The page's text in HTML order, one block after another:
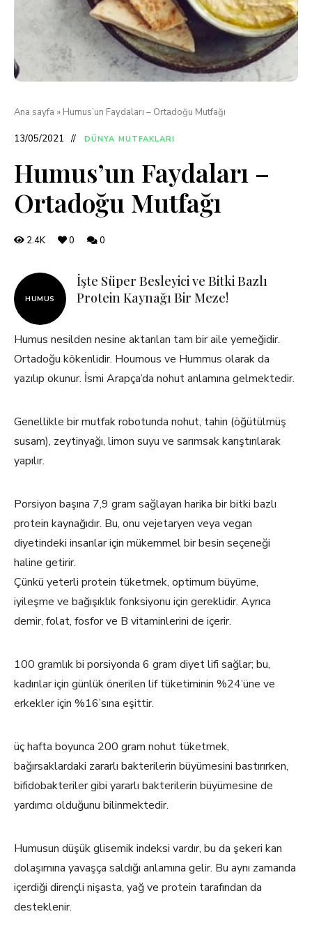
Ana sayfa » Humus’un Faydaları – Ortadoğu Mutfağı
13/05/2021 DÜNYA MUTFAKLARI
Humus’un Faydaları –
Ortadoğu Mutfağı
2.4K 0 0
HUMUS
İşte Süper Besleyici ve Bitki Bazlı
Protein Kaynağı Bir Meze!
Humus nesilden nesine aktarılan tam bir aile yemeğidir.
Ortadoğu kökenlidir. Houmous ve Hummus olarak da
yazılıp okunur. İsmi Arapça’da nohut anlamına gelmektedir.
Genellikle bir mutfak robotunda nohut, tahin (öğütülmüş
susam), zeytinyağı, limon suyu ve sarımsak karıştırılarak
yapılır.
Porsiyon başına 7,9 gram sağlayan harika bir bitki bazlı
protein kaynağıdır. Bu, onu vejetaryen veya vegan
diyetindeki insanlar için mükemmel bir besin seçeneği
haline getirir.
Çünkü yeterli protein tüketmek, optimum büyüme,
iyileşme ve bağışıklık fonksiyonu için gereklidir. Ayrıca
demir, folat, fosfor ve B vitaminlerini de içerir.
100 gramlık bi porsiyonda 6 gram diyet lifi sağlar; bu,
kadınlar için günlük önerilen lif tüketiminin %24’üne ve
erkekler için %16’sına eşittir.
üç hafta boyunca 200 gram nohut tüketmek,
bağırsaklardaki zararlı bakterilerin büyümesini bastırırken,
bifidobakteriler gibi yararlı bakterilerin büyümesine de
yardımcı olduğunu bilinmektedir.
Humusun düşük glisemik indeksi vardır, bu da şekeri kan
dolaşımına yavaşça saldığı anlamına gelir. Bu aynı zamanda
içerdiği dirençli nişasta, yağ ve protein tarafından da
desteklenir.